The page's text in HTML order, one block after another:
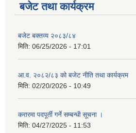
बजेट तथा कार्यक्रम
बजेट बक्तव्य २०८३/८४
मिति: 06/25/2026 - 17:01
आ.व. २०८२/८३ को बजेट नीति तथा कार्यक्रम
मिति: 02/20/2026 - 10:49
करारमा पदपूर्ती गर्ने सम्बन्धी सूचना ।
मिति: 04/27/2025 - 11:53